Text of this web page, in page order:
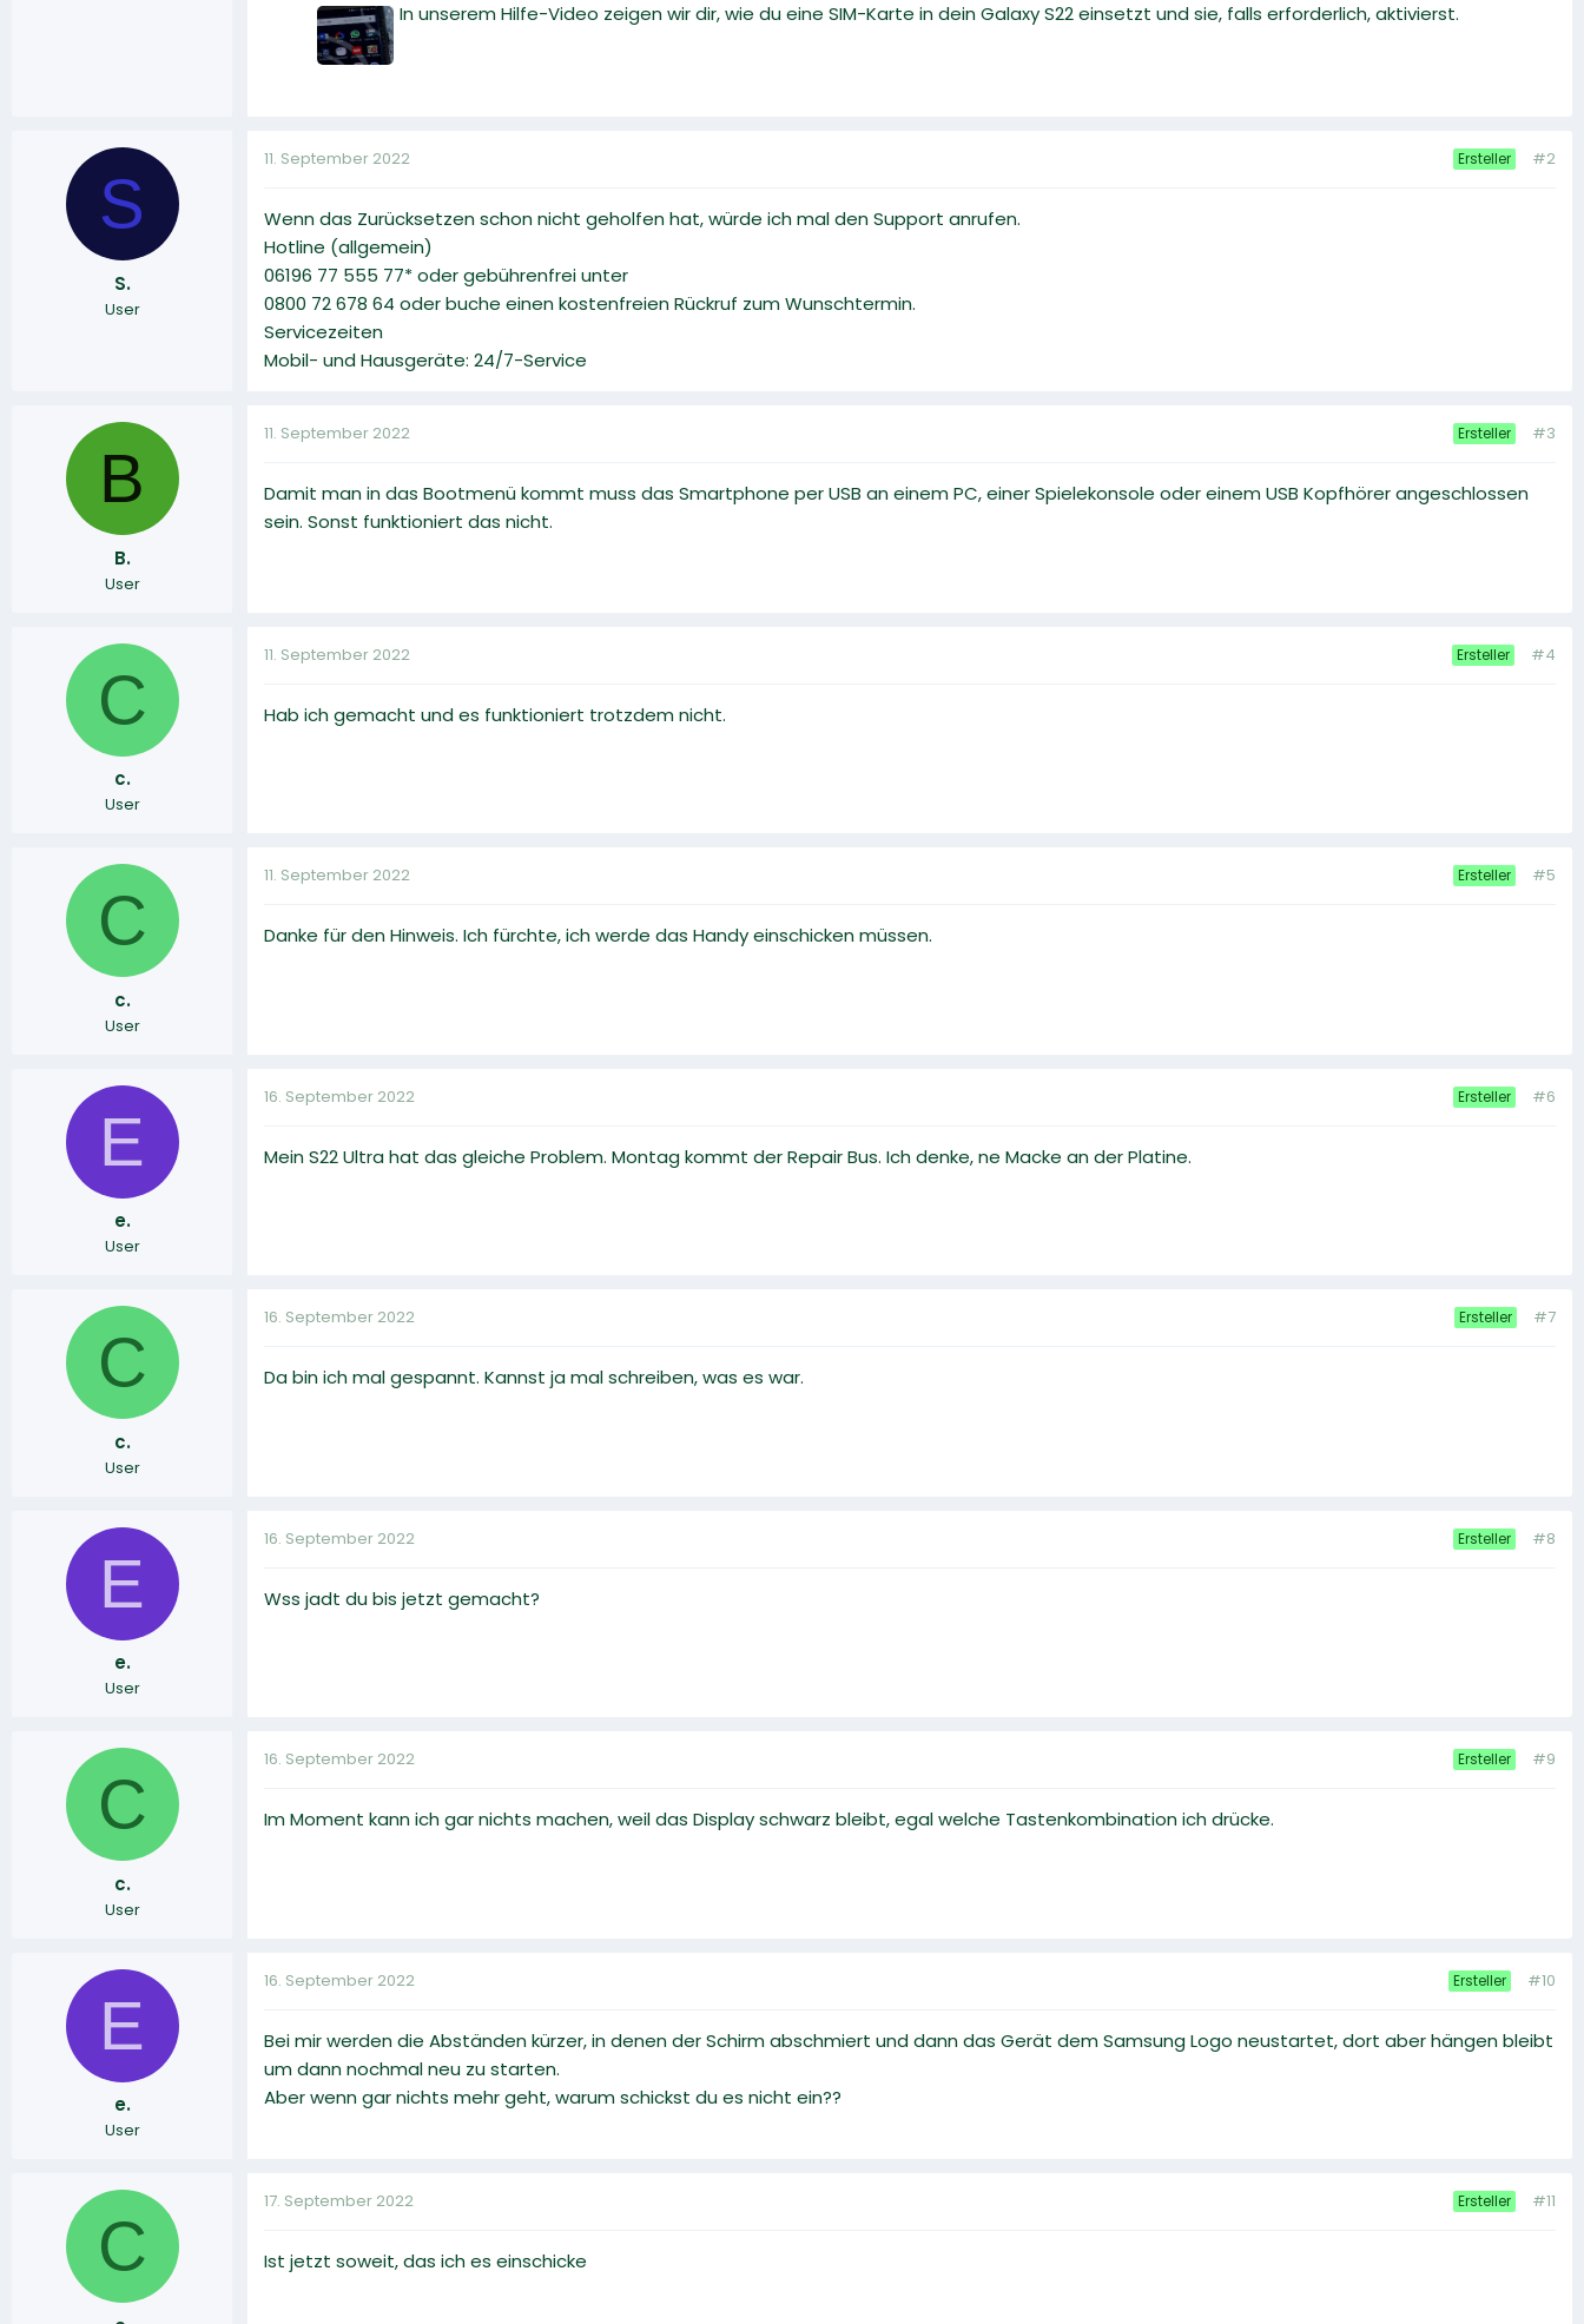
In unserem Hilfe-Video zeigen wir dir, wie du eine SIM-Karte in dein Galaxy S22 einsetzt und sie, falls erforderlich, aktivierst.
S
S.
User
11. September 2022 Ersteller #2
Wenn das Zurücksetzen schon nicht geholfen hat, würde ich mal den Support anrufen.
Hotline (allgemein)
06196 77 555 77* oder gebührenfrei unter
0800 72 678 64 oder buche einen kostenfreien Rückruf zum Wunschtermin.
Servicezeiten
Mobil- und Hausgeräte: 24/7-Service
B
B.
User
11. September 2022 Ersteller #3
Damit man in das Bootmenü kommt muss das Smartphone per USB an einem PC, einer Spielekonsole oder einem USB Kopfhörer angeschlossen
sein. Sonst funktioniert das nicht.
C
c.
User
11. September 2022 Ersteller #4
Hab ich gemacht und es funktioniert trotzdem nicht.
C
c.
User
11. September 2022 Ersteller #5
Danke für den Hinweis. Ich fürchte, ich werde das Handy einschicken müssen.
E
e.
User
16. September 2022 Ersteller #6
Mein S22 Ultra hat das gleiche Problem. Montag kommt der Repair Bus. Ich denke, ne Macke an der Platine.
C
c.
User
16. September 2022 Ersteller #7
Da bin ich mal gespannt. Kannst ja mal schreiben, was es war.
E
e.
User
16. September 2022 Ersteller #8
Wss jadt du bis jetzt gemacht?
C
c.
User
16. September 2022 Ersteller #9
Im Moment kann ich gar nichts machen, weil das Display schwarz bleibt, egal welche Tastenkombination ich drücke.
E
e.
User
16. September 2022 Ersteller #10
Bei mir werden die Abständen kürzer, in denen der Schirm abschmiert und dann das Gerät dem Samsung Logo neustartet, dort aber hängen bleibt
um dann nochmal neu zu starten.
Aber wenn gar nichts mehr geht, warum schickst du es nicht ein??
C
17. September 2022 Ersteller #11
Ist jetzt soweit, das ich es einschicke